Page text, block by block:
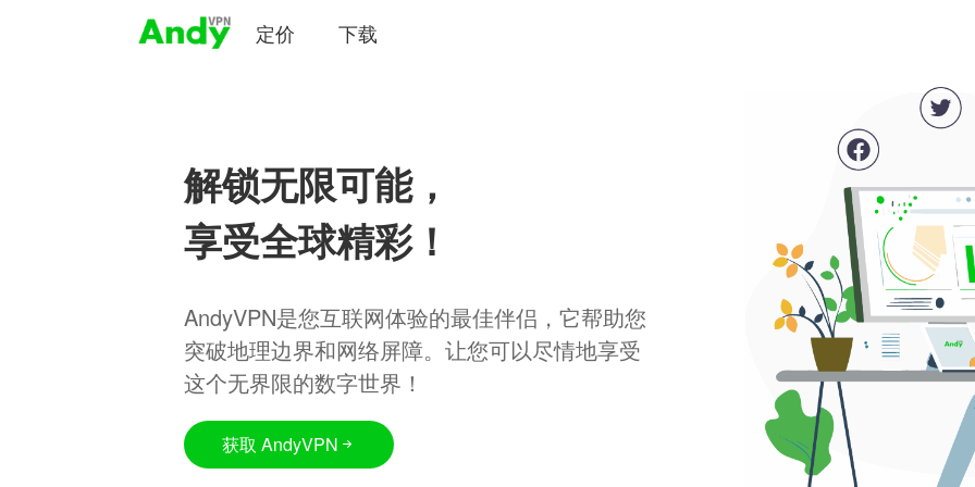
定价 下载
解锁无限可能，
享受全球精彩！
AndyVPN是您互联网体验的最佳伴侣，它帮助您
突破地理边界和网络屏障。让您可以尽情地享受
这个无界限的数字世界！
获取 AndyVPN